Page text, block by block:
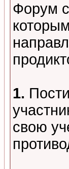
Форум
1.
свою